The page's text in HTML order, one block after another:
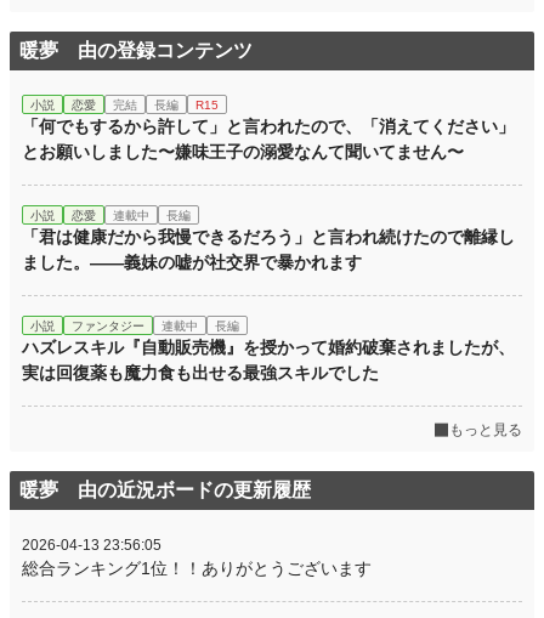
暖夢 由の登録コンテンツ
小説 恋愛 完結 長編 R15
「何でもするから許して」と言われたので、「消えてください」
とお願いしました〜嫌味王子の溺愛なんて聞いてません〜
小説 恋愛 連載中 長編
「君は健康だから我慢できるだろう」と言われ続けたので離縁し
ました。――義妹の嘘が社交界で暴かれます
小説 ファンタジー 連載中 長編
ハズレスキル『自動販売機』を授かって婚約破棄されましたが、
実は回復薬も魔力食も出せる最強スキルでした
もっと見る
暖夢 由の近況ボードの更新履歴
2026-04-13 23:56:05
総合ランキング1位！！ありがとうございます